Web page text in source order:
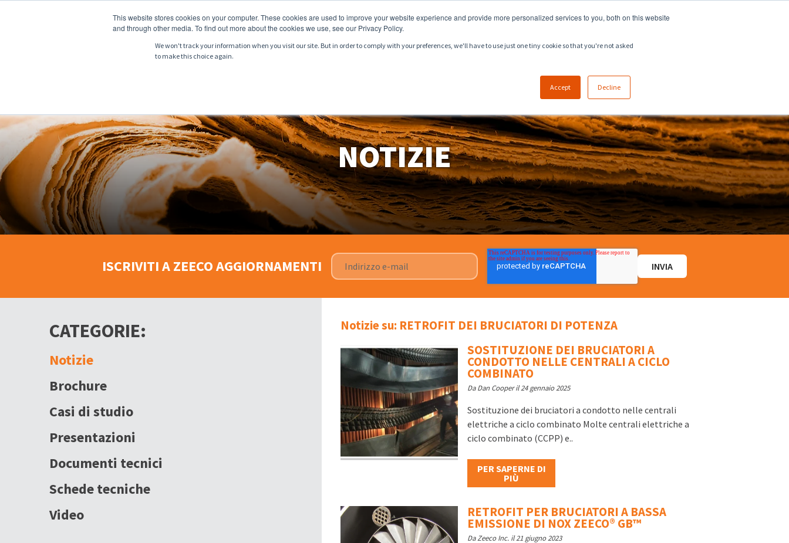
This website stores cookies on your computer. These cookies are used to improve your website experience and provide more personalized services to you, both on this website
and through other media. To find out more about the cookies we use, see our Privacy Policy.
We won't track your information when you visit our site. But in order to comply with your preferences, we'll have to use just one tiny cookie so that you're not asked
to make this choice again.
Accept Decline
LAVORA CON NOI
NOTIZIE
ISCRIVITI A ZEECO AGGIORNAMENTI
CATEGORIE:
Notizie
Brochure
Casi di studio
Presentazioni
Documenti tecnici
Schede tecniche
Video
Notizie su: RETROFIT DEI BRUCIATORI DI POTENZA
SOSTITUZIONE DEI BRUCIATORI A
CONDOTTO NELLE CENTRALI A CICLO
COMBINATO
Da Dan Cooper il 24 gennaio 2025
Sostituzione dei bruciatori a condotto nelle centrali
elettriche a ciclo combinato Molte centrali elettriche a
ciclo combinato (CCPP) e..
PER SAPERNE DI
PIÙ
RETROFIT PER BRUCIATORI A BASSA
EMISSIONE DI NOX ZEECO® GB™
Da Zeeco Inc. il 21 giugno 2023